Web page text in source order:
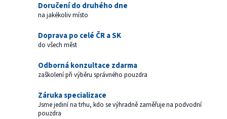
Doručení do druhého dne
na jakékoliv místo
Doprava po celé ČR a SK
do všech měst
Odborná konzultace zdarma
zaškolení při výběru správného pouzdra
Záruka specializace
Jsme jediní na trhu, kdo se výhradně zaměřuje na podvodní
pouzdra